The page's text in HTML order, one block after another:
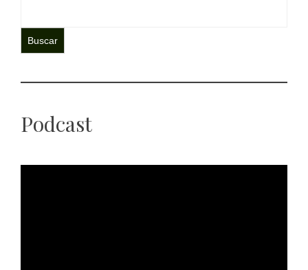
Buscar
Podcast